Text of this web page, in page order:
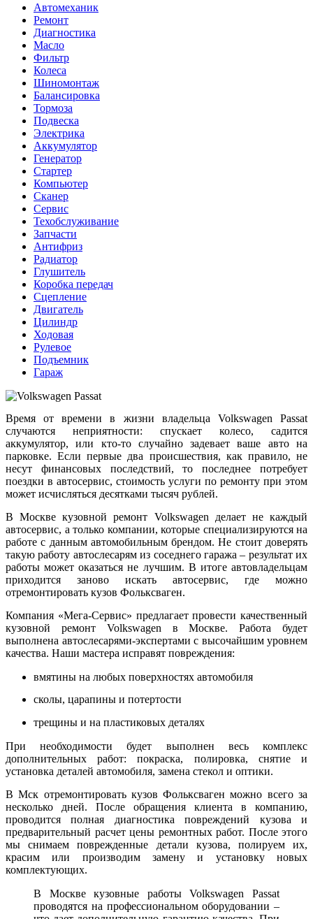
Автомеханик
Ремонт
Диагностика
Масло
Фильтр
Колеса
Шиномонтаж
Балансировка
Тормоза
Подвеска
Электрика
Аккумулятор
Генератор
Стартер
Компьютер
Сканер
Сервис
Техобслуживание
Запчасти
Антифриз
Радиатор
Глушитель
Коробка передач
Сцепление
Двигатель
Цилиндр
Ходовая
Рулевое
Подъемник
Гараж
Время от времени в жизни владельца Volkswagen Passat
случаются неприятности: спускает колесо, садится
аккумулятор, или кто-то случайно задевает ваше авто на
парковке. Если первые два происшествия, как правило, не
несут финансовых последствий, то последнее потребует
поездки в автосервис, стоимость услуги по ремонту при этом
может исчисляться десятками тысяч рублей.
В Москве кузовной ремонт Volkswagen делает не каждый
автосервис, а только компании, которые специализируются на
работе с данным автомобильным брендом. Не стоит доверять
такую работу автослесарям из соседнего гаража – результат их
работы может оказаться не лучшим. В итоге автовладельцам
приходится заново искать автосервис, где можно
отремонтировать кузов Фольксваген.
Компания «Мега-Сервис» предлагает провести качественный
кузовной ремонт Volkswagen в Москве. Работа будет
выполнена автослесарями-экспертами с высочайшим уровнем
качества. Наши мастера исправят повреждения:
вмятины на любых поверхностях автомобиля
сколы, царапины и потертости
трещины и на пластиковых деталях
При необходимости будет выполнен весь комплекс
дополнительных работ: покраска, полировка, снятие и
установка деталей автомобиля, замена стекол и оптики.
В Мск отремонтировать кузов Фольксваген можно всего за
несколько дней. После обращения клиента в компанию,
проводится полная диагностика повреждений кузова и
предварительный расчет цены ремонтных работ. После этого
мы снимаем поврежденные детали кузова, полируем их,
красим или производим замену и установку новых
комплектующих.
В Москве кузовные работы Volkswagen Passat
проводятся на профессиональном оборудовании –